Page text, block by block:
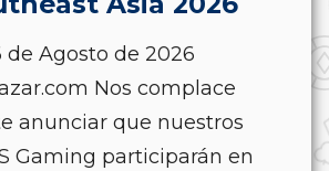
de Agosto de 2026
Nos complace
anunciar que nuestros
Gaming participarán en